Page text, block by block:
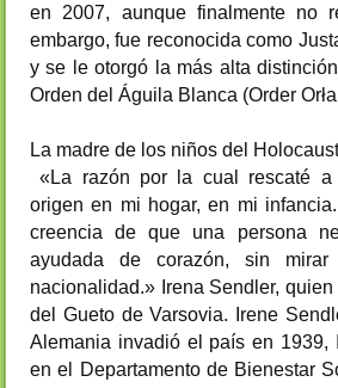
en 2007, aunque finalmente no
embargo, fue reconocida como
y se le otorgó la más alta
Orden del Águila Blanca (Order Orła
La madre de los niños del
«La razón por la cual rescaté
origen en mi hogar, en mi
creencia de que una persona
ayudada de corazón, sin
nacionalidad.» Irena Sendler,
del Gueto de Varsovia. Irene
Alemania invadió el país en 1939,
en el Departamento de Bienestar